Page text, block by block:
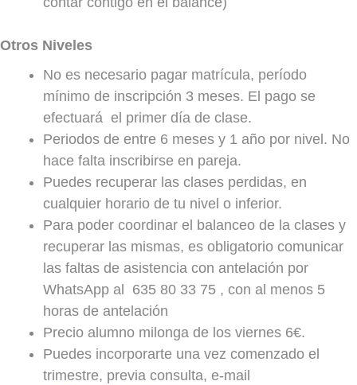
Otros Niveles
No es necesario pagar matrícula, período
mínimo de inscripción 3 meses. El pago se
efectuará el primer día de clase.
Periodos de entre 6 meses y 1 año por nivel. No
hace falta inscribirse en pareja.
Puedes recuperar las clases perdidas, en
cualquier horario de tu nivel o inferior.
Para poder coordinar el balanceo de la clases y
recuperar las mismas, es obligatorio comunicar
las faltas de asistencia con antelación por
WhatsApp al
635 80 33 75 , con al menos 5
horas de antelación
Precio alumno milonga de los viernes 6€.
Puedes incorporarte una vez comenzado el
trimestre, previa consulta, e-mail